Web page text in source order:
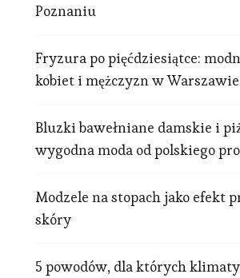
Poznaniu
Fryzura po pięćdziesiątce:
kobiet i mężczyzn w Warszawie
Bluzki bawełniane damskie i
wygodna moda od polskiego
Modzele na stopach jako efekt
skóry
5 powodów, dla których